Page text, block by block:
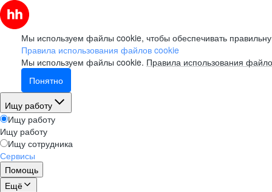
Мы используем файлы cookie, чтобы обеспечивать
Правила использования файлов cookie
Мы используем файлы cookie. Правила использования
Понятно
Ищу работу
Ищу работу
Ищу работу
Ищу сотрудника
Сервисы
Помощь
Ещё